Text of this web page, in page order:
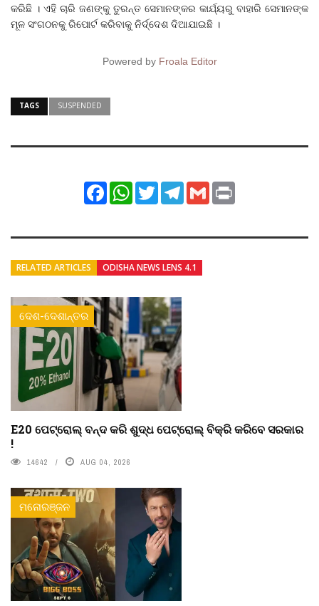
କରିଛି । ଏହି ଚାରି ଜଣଙ୍କୁ ତୁରନ୍ତ ସେମାନଙ୍କର କାର୍ଯ୍ୟରୁ ବାହାରି ସେମାନଙ୍କ
ମୂଳ ସଂଗଠନକୁ ରିପୋର୍ଟ କରିବାକୁ ନିର୍ଦ୍ଦେଶ ଦିଆଯାଇଛି ।
Powered by Froala Editor
TAGS SUSPENDED
FacebookWhatsApp
TwitterTelegram
Gmail
RELATED ARTICLES ODISHA NEWS LENS 4.1
ଦେଶ-ଦେଶାନ୍ତର
E20 ପେଟ୍ରୋଲ୍ ବନ୍ଦ କରି ଶୁଦ୍ଧ ପେଟ୍ରୋଲ୍ ବିକ୍ରି କରିବେ ସରକାର
!
14642 AUG 04, 2026
ମନୋରଞ୍ଜନ